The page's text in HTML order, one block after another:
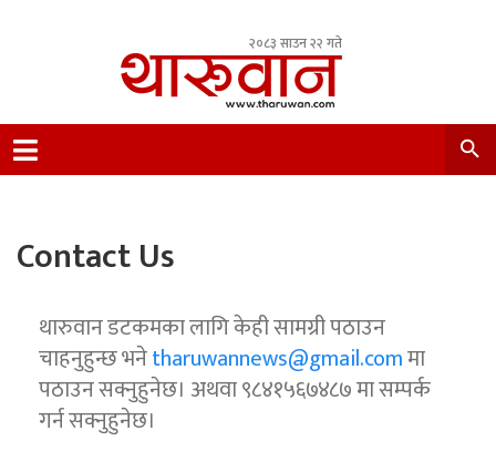
२०८३ साउन २२ गते
Nepal.
Contact Us
थारुवान डटकमका लागि केही सामग्री पठाउन
चाहनुहुन्छ भनेtharuwannews@gmail.comमा
पठाउन सक्नुहुनेछ। अथवा ९८४१५६७४८७ मा सम्पर्क
गर्न सक्नुहुनेछ।